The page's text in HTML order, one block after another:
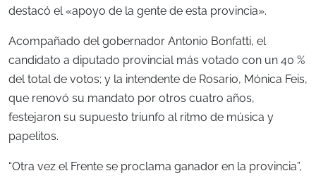
destacó el «apoyo de la gente de esta provincia».
Acompañado del gobernador Antonio Bonfatti, el
candidato a diputado provincial más votado con un 40 %
del total de votos; y la intendente de Rosario, Mónica Feis,
que renovó su mandato por otros cuatro años,
festejaron su supuesto triunfo al ritmo de música y
papelitos.
“Otra vez el Frente se proclama ganador en la provincia”,